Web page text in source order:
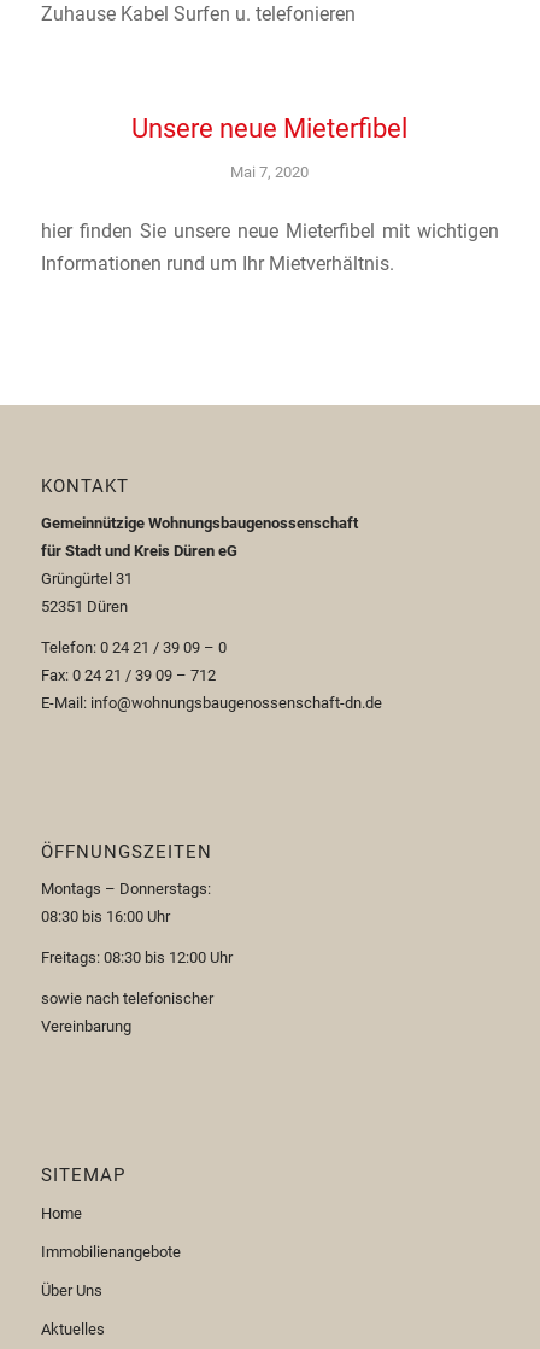
Zuhause Kabel Surfen u. telefonieren
Unsere neue Mieterfibel
Mai 7, 2020
hier finden Sie unsere neue Mieterfibel mit wichtigen
Informationen rund um Ihr Mietverhältnis.
KONTAKT
Gemeinnützige Wohnungsbaugenossenschaft
für Stadt und Kreis Düren eG
Grüngürtel 31
52351 Düren
Telefon: 0 24 21 / 39 09 – 0
Fax: 0 24 21 / 39 09 – 712
E-Mail: info@wohnungsbaugenossenschaft-dn.de
ÖFFNUNGSZEITEN
Montags – Donnerstags:
08:30 bis 16:00 Uhr
Freitags: 08:30 bis 12:00 Uhr
sowie nach telefonischer
Vereinbarung
SITEMAP
Home
Immobilienangebote
Über Uns
Aktuelles